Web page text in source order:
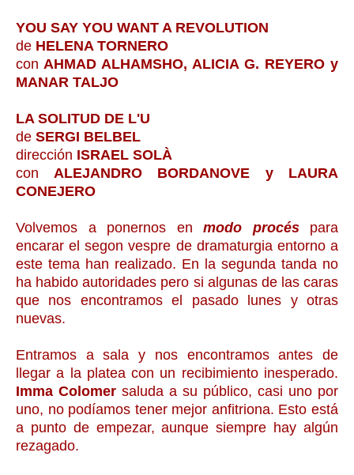
YOU SAY YOU WANT A REVOLUTION
de HELENA TORNERO
con AHMAD ALHAMSHO, ALICIA G. REYERO y
MANAR TALJO
LA SOLITUD DE L'U
de SERGI BELBEL
dirección ISRAEL SOLÀ
con ALEJANDRO BORDANOVE y LAURA
CONEJERO
Volvemos a ponernos en modo procéspara
encarar el segon vespre de dramaturgia entorno a
este tema han realizado. En la segunda tanda no
ha habido autoridades pero si algunas de las caras
que nos encontramos el pasado lunes y otras
nuevas.
Entramos a sala y nos encontramos antes de
llegar a la platea con un recibimiento inesperado.
Imma Colomer saluda a su público, casi uno por
uno, no podíamos tener mejor anfitriona. Esto está
a punto de empezar, aunque siempre hay algún
rezagado.